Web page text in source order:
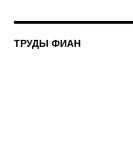
ТРУДЫ ФИАН